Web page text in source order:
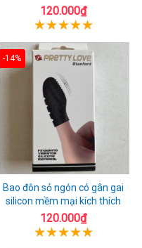
hệ
120.000₫
-14%
Bao đôn sỏ ngón có gân gai
silicon mềm mại kích thích
120.000₫